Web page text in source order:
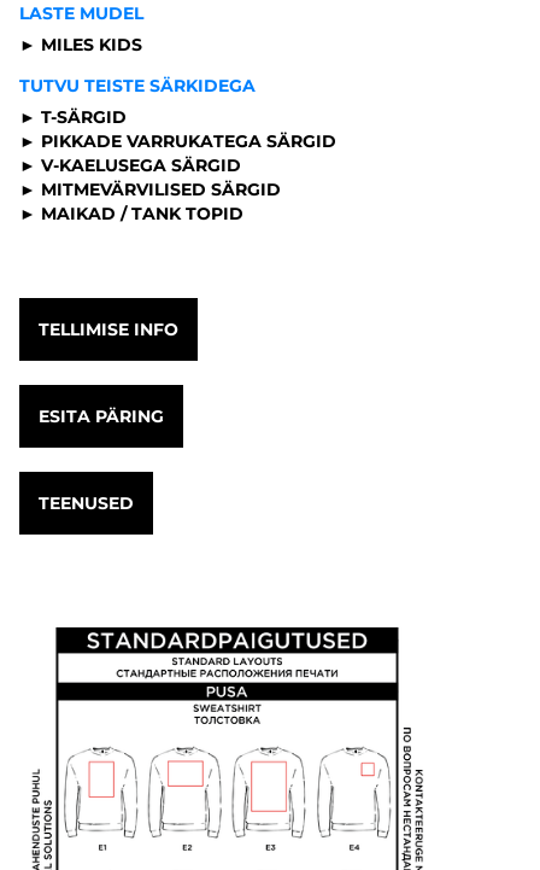
LASTE MUDEL
► MILES KIDS
TUTVU TEISTE SÄRKIDEGA
► T-SÄRGID
► PIKKADE VARRUKATEGA SÄRGID
► V-KAELUSEGA SÄRGID
► MITMEVÄRVILISED SÄRGID
► MAIKAD / TANK TOPID
TELLIMISE INFO
ESITA PÄRING
TEENUSED